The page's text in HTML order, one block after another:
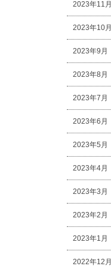
2023年11月
2023年10月
2023年9月
2023年8月
2023年7月
2023年6月
2023年5月
2023年4月
2023年3月
2023年2月
2023年1月
2022年12月